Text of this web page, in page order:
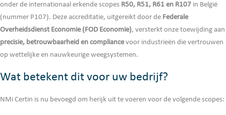
onder de internationaal erkende scopes R50, R51, R61 en R107 in België
(nummer P107). Deze accreditatie, uitgereikt door de Federale
Overheidsdienst Economie (FOD Economie), versterkt onze toewijding aan
precisie, betrouwbaarheid en compliancevoor industrieën die vertrouwen
op wettelijke en nauwkeurige weegsystemen.
Wat betekent dit voor uw bedrijf?
NMi Certin is nu bevoegd om herijk uit te voeren voor de volgende scopes: